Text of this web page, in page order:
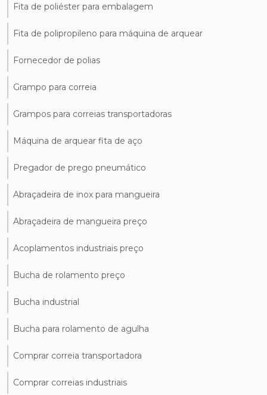
Fita de poliéster para embalagem
Fita de polipropileno para máquina de arquear
Fornecedor de polias
Grampo para correia
Grampos para correias transportadoras
Máquina de arquear fita de aço
Pregador de prego pneumático
Abraçadeira de inox para mangueira
Abraçadeira de mangueira preço
Acoplamentos industriais preço
Bucha de rolamento preço
Bucha industrial
Bucha para rolamento de agulha
Comprar correia transportadora
Comprar correias industriais